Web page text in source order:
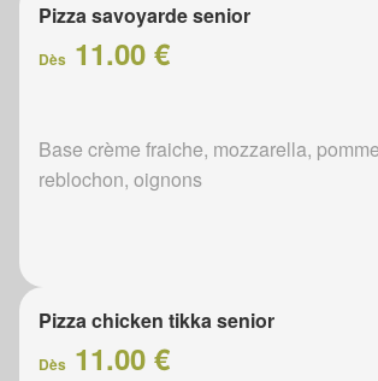
Pizza savoyarde senior
Dès 11.00 €
Base crème fraiche, mozzarella,
reblochon, oignons
Pizza chicken tikka senior
Dès 11.00 €